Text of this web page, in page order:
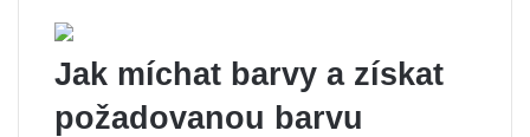
Jak míchat barvy a získat
požadovanou barvu